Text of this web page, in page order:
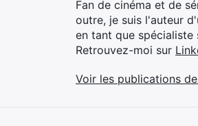
Fan de cinéma et de
outre, je suis l'auteur
en tant que spécialiste
Retrouvez-moi sur
Voir les publications